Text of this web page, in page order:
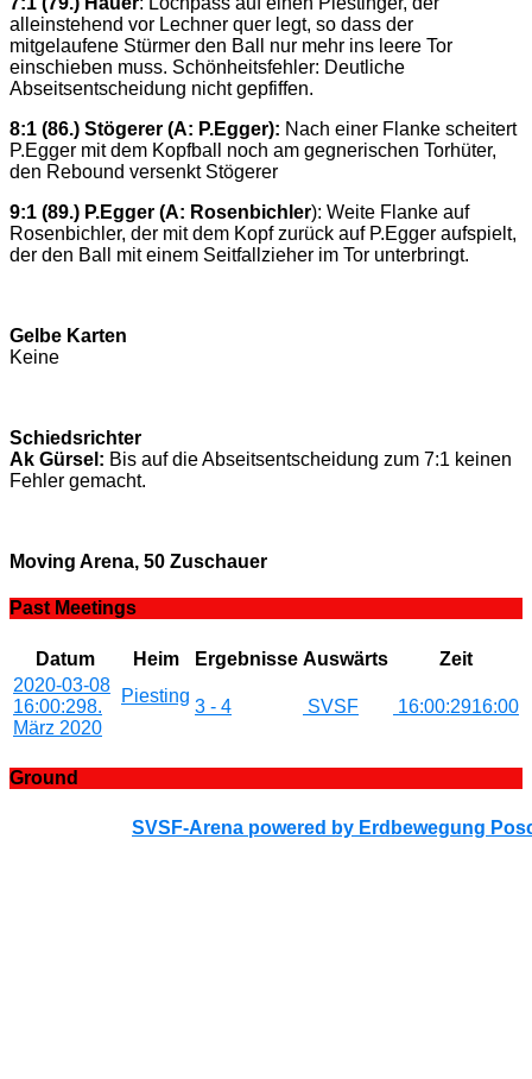
alleinstehend vor Lechner quer legt, so dass der
mitgelaufene Stürmer den Ball nur mehr ins leere Tor
einschieben muss. Schönheitsfehler: Deutliche
Abseitsentscheidung nicht gepfiffen.
8:1 (86.) Stögerer (A: P.Egger): Nach einer Flanke scheitert
P.Egger mit dem Kopfball noch am gegnerischen Torhüter,
den Rebound versenkt Stögerer
9:1 (89.) P.Egger (A: Rosenbichler): Weite Flanke auf
Rosenbichler, der mit dem Kopf zurück auf P.Egger aufspielt,
der den Ball mit einem Seitfallzieher im Tor unterbringt.
Gelbe Karten
Keine
Schiedsrichter
Ak Gürsel: Bis auf die Abseitsentscheidung zum 7:1 keinen
Fehler gemacht.
Moving Arena, 50 Zuschauer
Past Meetings
Datum Heim Ergebnisse Auswärts
Zeit
2020-03-08
16:00:298.
März 2020
Piesting
3 - 4 SVSF 16:00:2916:00
Ground
SVSF-Arena powered by Erdbewegung